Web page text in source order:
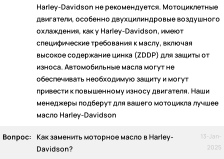
Harley-Davidson не рекомендуется. Мотоциклетные
двигатели, особенно двухцилиндровые воздушного
охлаждения, как у Harley-Davidson, имеют
специфические требования к маслу, включая
высокое содержание цинка (ZDDP) для защиты от
износа. Автомобильные масла могут не
обеспечивать необходимую защиту и могут
привести к повышенному износу двигателя. Наши
менеджеры подберут для вашего мотоцикла лучшее
масло Harley-Davidson
Вопрос:
Как заменить моторное масло в Harley-
Davidson?
13-Jan-
2025